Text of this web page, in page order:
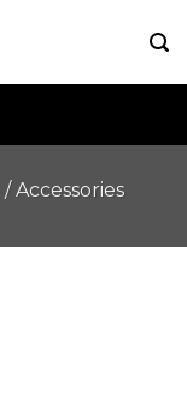
/Accessories